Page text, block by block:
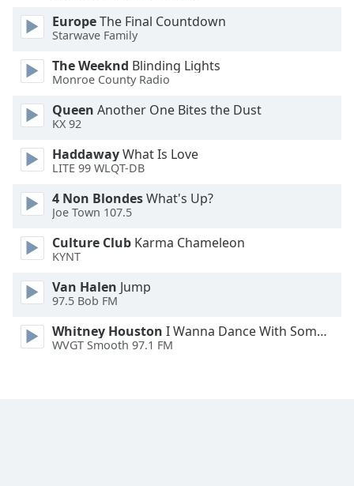
Font
Family
Done
Close
Dialog
End
dialog
window.
EuropeThe Final Countdown
Starwave Family
The Weeknd Blinding Lights
Monroe County Radio
Queen Another One Bites the Dust
KX 92
HaddawayWhat Is Love
LITE 99 WLQT-DB
4 Non BlondesWhat's Up?
Joe Town 107.5
Culture Club Karma Chameleon
KYNT
Van Halen Jump
97.5 Bob FM
Whitney Houston I Wanna Dance With Somebody
WVGT Smooth 97.1 FM